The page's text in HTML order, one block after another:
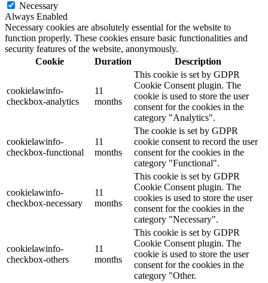
Necessary
Always Enabled
Necessary cookies are absolutely essential for the website to
function properly. These cookies ensure basic functionalities and
security features of the website, anonymously.
Cookie
Duration Description
cookielawinfo-
checkbox-analytics
11
months
This cookie is set by GDPR
Cookie Consent plugin. The
cookie is used to store the user
consent for the cookies in the
category "Analytics".
cookielawinfo-
checkbox-functional
11
months
The cookie is set by GDPR
cookie consent to record the user
consent for the cookies in the
category "Functional".
cookielawinfo-
checkbox-necessary
11
months
This cookie is set by GDPR
Cookie Consent plugin. The
cookies is used to store the user
consent for the cookies in the
category "Necessary".
cookielawinfo-
checkbox-others
11
months
This cookie is set by GDPR
Cookie Consent plugin. The
cookie is used to store the user
consent for the cookies in the
category "Other.